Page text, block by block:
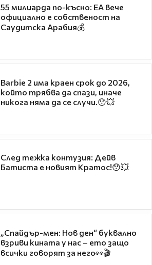
55 милиарда по-късно: EA вече
официално е собственост на
Саудитска Арабия💰
Barbie 2 има краен срок до 2026,
който трябва да спази, иначе
никога няма да се случи.😯💥
След тежка контузия: Дейв
Батиста е новият Кратос!😯💥
„Спайдър-мен: Нов ден“ буквално
взриви кината у нас – ето защо
всички говорят за него👀🎬